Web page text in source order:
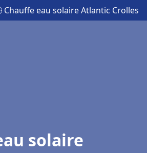
Chauffe eau solaire Atlantic Crolles
solaire